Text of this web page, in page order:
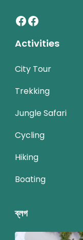
Facebook
Facebook
Activities
City Tour
Trekking
Jungle Safari
Cycling
Hiking
Boating
ব্লগ